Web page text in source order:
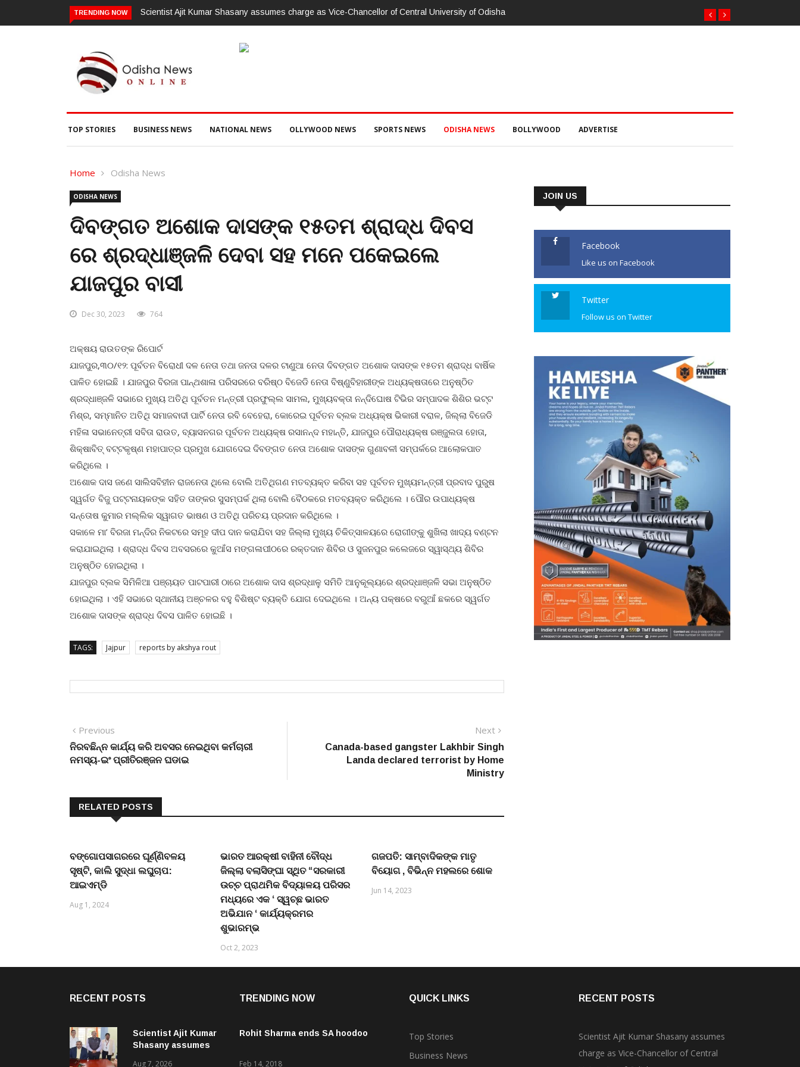
TRENDING NOW Scientist Ajit Kumar Shasany assumes charge as Vice-Chancellor of Central University of Odisha
TOP STORIES BUSINESS NEWS NATIONAL NEWS OLLYWOOD NEWS SPORTS NEWS ODISHA NEWS BOLLYWOOD ADVERTISE
Home Odisha News
ODISHA NEWS
ଦିବଙ୍ଗତ ଅଶୋକ ଦାସଙ୍କ ୧୫ତମ ଶ୍ରାଦ୍ଧ ଦିବସ
ରେ ଶ୍ରଦ୍ଧାଞ୍ଜଳି ଦେବା ସହ ମନେ ପକେଇଲେ
ଯାଜପୁର ବାସୀ
Dec 30, 2023 764
ଅକ୍ଷୟ ରାଉତଙ୍କ ରିପୋର୍ଟ
ଯାଜପୁର,୩୦/୧୨: ପୂର୍ବତନ ବିରୋଧୀ ଦଳ ନେତା ତଥା ଜନତା ଦଳର ଟାଣୁଆ ନେତା ଦିବଙ୍ଗତ ଅଶୋକ ଦାସଙ୍କ ୧୫ତମ ଶ୍ରାଦ୍ଧ ବାର୍ଷିକ
ପାଳିତ ହୋଇଛି । ଯାଜପୁର ବିରଜା ପାନ୍ଥଶାଳା ପରିସରରେ ବରିଷ୍ଠ ବିଜେଡି ନେତା ବିଷ୍ଣୁବିହାରୀଙ୍କ ଅଧ୍ୟକ୍ଷତାରେ ଅନୁଷ୍ଠିତ
ଶ୍ରଦ୍ଧାଞ୍ଜଳି ସଭାରେ ମୁଖ୍ୟ ଅତିଥି ପୂର୍ବତନ ମନ୍ତ୍ରୀ ପ୍ରଫୁଲ୍ଲ ସାମଲ, ମୁଖ୍ୟବକ୍ତା ନନ୍ଦିଘୋଷ ଟିଭିର ସମ୍ପାଦକ ଶିଶିର ଭଟ୍ଟ
ମିଶ୍ର, ସମ୍ମାନିତ ଅତିଥି ସମାଜବାଦୀ ପାର୍ଟି ନେତା ରବି ବେହେରା, କୋରେଇ ପୂର୍ବତନ ବ୍ଲକ ଅଧ୍ୟକ୍ଷ ଭିକାରୀ ବରାଳ, ଜିଲ୍ଲା ବିଜେଡି
ମହିଳା ସଭାନେତ୍ରୀ ସବିତା ରାଉତ, ବ୍ୟାସନଗର ପୂର୍ବତନ ଅଧ୍ୟକ୍ଷ ରସାନନ୍ଦ ମହାନ୍ତି, ଯାଜପୁର ପୌରାଧ୍ୟକ୍ଷ ରଞ୍ଜୁଲତା ହୋତା,
ଶିକ୍ଷାବିତ୍ ବଟ୍ଟକୃଷ୍ଣ ମହାପାତ୍ର ପ୍ରମୁଖ ଯୋଗଦେଇ ଦିବଙ୍ଗତ ନେତା ଅଶୋକ ଦାସଙ୍କ ଗୁଣାବଳୀ ସମ୍ପର୍କରେ ଆଲୋକପାତ
କରିଥିଲେ ।
ଅଶୋକ ଦାସ ଜଣେ ସାଲିସବିହୀନ ରାଜନେତା ଥିଲେ ବୋଲି ଅତିଥିଗଣ ମତବ୍ୟକ୍ତ କରିବା ସହ ପୂର୍ବତନ ମୁଖ୍ୟମନ୍ତ୍ରୀ ପ୍ରବାଦ ପୁରୁଷ
ସ୍ୱର୍ଗତ ବିଜୁ ପଟ୍ଟନାୟକଙ୍କ ସହିତ ତାଙ୍କର ସୁସମ୍ପର୍କ ଥିଲା ବୋଲି ବୈଠକରେ ମତବ୍ୟକ୍ତ କରିଥିଲେ । ପୌର ଉପାଧ୍ୟକ୍ଷ
ସନ୍ତୋଷ କୁମାର ମଲ୍ଲିକ ସ୍ୱାଗତ ଭାଷଣ ଓ ଅତିଥି ପରିଚୟ ପ୍ରଦାନ କରିଥିଲେ ।
ସକାଳେ ମା’ ବିରଜା ମନ୍ଦିର ନିକଟରେ ସମୂହ ଦୀପ ଦାନ କରାଯିବା ସହ ଜିଲ୍ଲା ମୁଖ୍ୟ ଚିକିତ୍ସାଳୟରେ ରୋଗୀଙ୍କୁ ଶୁଖିଲା ଖାଦ୍ୟ ବଣ୍ଟନ
କରାଯାଇଥିଲା । ଶ୍ରାଦ୍ଧ ଦିବସ ଅବସରରେ କୁଆଁସ ମଙ୍ଗଳାପୀଠରେ ରକ୍ତଦାନ ଶିବିର ଓ ସୁଜନପୁର କଲେଜରେ ସ୍ୱାସ୍ଥ୍ୟ ଶିବିର
ଅନୁଷ୍ଠିତ ହୋଇଥିଲା ।
ଯାଜପୁର ବ୍ଲକ ସିମିଳିଆ ପଞ୍ଚାୟତ ପାଟପାରୀ ଠାରେ ଅଶୋକ ଦାସ ଶ୍ରଦ୍ଧାଳୁ ସମିତି ଆନୁକୂଲ୍ୟରେ ଶ୍ରଦ୍ଧାଞ୍ଜଳି ସଭା ଅନୁଷ୍ଠିତ
ହୋଇଥିଲା । ଏହି ସଭାରେ ସ୍ଥାନୀୟ ଅଞ୍ଚଳର ବହୁ ବିଶିଷ୍ଟ ବ୍ୟକ୍ତି ଯୋଗ ଦେଇଥିଲେ । ଅନ୍ୟ ପକ୍ଷରେ ବରୁଆଁ ଛକରେ ସ୍ୱର୍ଗତ
ଅଶୋକ ଦାସଙ୍କ ଶ୍ରାଦ୍ଧ ଦିବସ ପାଳିତ ହୋଇଛି ।
TAGS: Jajpur reports by akshya rout
Post
navigation
Previous
post:
ନିରବଛିନ୍ନ କାର୍ଯ୍ୟ କରି ଅବସର ନେଇଥିବା କର୍ମଚାରୀ
ନମସ୍ୟ-ଇଂ ପ୍ରୀତିରଞ୍ଜନ ଘଡାଇ
Next
Canada-based gangster Lakhbir Singh
Landa declared terrorist by Home
Ministry
RELATED POSTS
ବଙ୍ଗୋପସାଗରରେ ଘୂର୍ଣ୍ଣିବଳୟ
ସୃଷ୍ଟି, କାଲି ସୁଦ୍ଧା ଲଘୁଚାପ:
ଆଇଏମ୍‌ଡି
Aug 1, 2024
ଭାରତ ଆରକ୍ଷୀ ବାହିନୀ ବୌଦ୍ଧ
ଜିଲ୍ଲା ବଲାସିଙ୍ଘା ସ୍ଥିତ “ସରକାରୀ
ଉଚ୍ଚ ପ୍ରାଥମିକ ବିଦ୍ୟାଳୟ ପରିସର
ମଧ୍ୟରେ ଏକ ‘ ସ୍ୱଚ୍ଛ ଭାରତ
ଅଭିଯାନ ‘ କାର୍ଯ୍ୟକ୍ରମର
ଶୁଭାରମ୍ଭ
Oct 2, 2023
ଗଜପତି: ସାମ୍ବାଦିକଙ୍କ ମାତୃ
ବିୟୋଗ , ବିଭିନ୍ନ ମହଲରେ ଶୋକ
Jun 14, 2023
JOIN US
Facebook
Like us on Facebook
Twitter
Follow us on Twitter
RECENT POSTS
Scientist Ajit Kumar
Shasany assumes
Aug 7, 2026
TRENDING NOW
Rohit Sharma ends SA hoodoo
Feb 14, 2018
QUICK LINKS
Top Stories
Business News
RECENT POSTS
Scientist Ajit Kumar Shasany assumes
charge as Vice-Chancellor of Central